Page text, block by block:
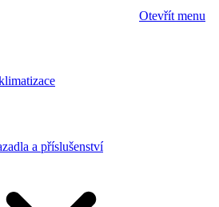
Otevřít menu
a příslušenství